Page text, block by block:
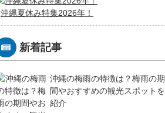
沖縄夏休み特集2026年！
新着記事
沖縄の梅雨の特徴は？梅雨の期
間やおすすめの観光スポットを
紹介